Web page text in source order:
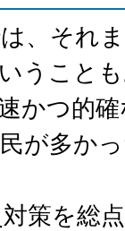
、それ
うこと
かつ的
が多か
策を総